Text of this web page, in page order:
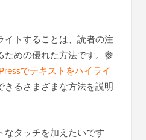
イトすることは、読者の注
ための優れた方法です。参
でテキストをハイライ
きるさまざまな方法を説明
なタッチを加えたいです